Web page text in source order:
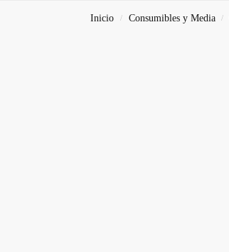
Inicio / Consumibles y Media /